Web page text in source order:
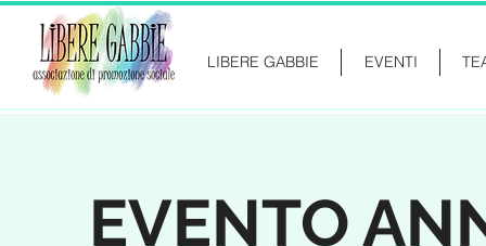
LIBERE GABBIE EVENTI
EVENTO